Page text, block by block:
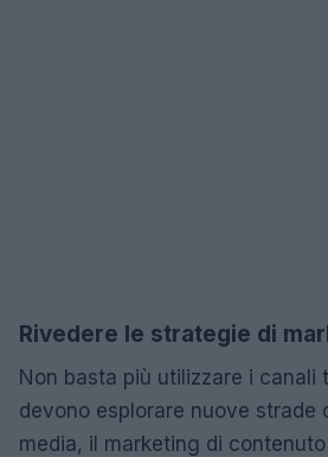
Rivedere le strategie di
Non basta più utilizzare i canali
devono esplorare nuove strade
media, il marketing di